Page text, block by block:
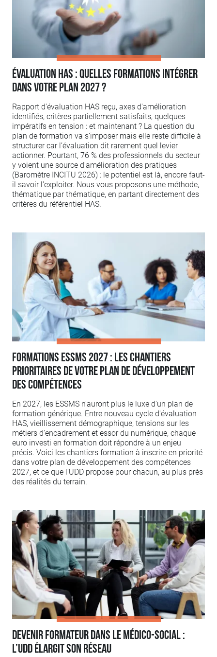
Évaluation HAS : quelles formations intégrer
dans votre plan 2027 ?
Rapport d'évaluation HAS reçu, axes d'amélioration
identifiés, critères partiellement satisfaits, quelques
impératifs en tension : et maintenant ? La question du
plan de formation va s’imposer mais elle reste difficile à
structurer car l’évaluation dit rarement quel levier
actionner. Pourtant, 76 % des professionnels du secteur
y voient une source d'amélioration des pratiques
(Baromètre INCITU 2026) : le potentiel est là, encore faut-
il savoir l'exploiter. Nous vous proposons une méthode,
thématique par thématique, en partant directement des
critères du référentiel HAS.
Formations ESSMS 2027 : les chantiers
prioritaires de votre plan de développement
des compétences
En 2027, les ESSMS n'auront plus le luxe d'un plan de
formation générique. Entre nouveau cycle d'évaluation
HAS, vieillissement démographique, tensions sur les
métiers d'encadrement et essor du numérique, chaque
euro investi en formation doit répondre à un enjeu
précis. Voici les chantiers formation à inscrire en priorité
dans votre plan de développement des compétences
2027, et ce que l'UDD propose pour chacun, au plus près
des réalités du terrain.
Devenir formateur dans le médico-social :
l’UDD élargit son réseau